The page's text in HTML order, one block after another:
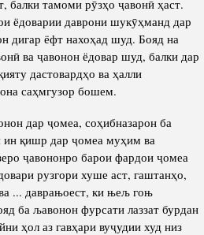
тамоми рӯзҳо ҷавонӣ ҳаст.
ёдоварии даврони шукӯҳманд дар
дигар ёфт нахоҳад шуд. Бояд на
ва ҷавонон ёдовар шуд, балки дар
дастовардҳо ва ҳалли
саҳмгузор бошем.
дар ҷомеа, соҳибназарон ба
қишр дар ҷомеа муҳим ва
ҷавононро барои фардои ҷомеа
рузгори хуше аст, гаштанҳо,
... даврањоест, ки њељ гоњ
ба љавонон фурсати лаззат бурдан
ҳол аз гавҳари вуҷудии худ низ